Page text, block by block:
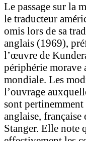
Le passage sur la
le traducteur
omis lors de sa
anglais (1969),
l’œuvre de
périphérie
mondiale. Les
l’ouvrage
sont pertinemment
anglaise,
Stanger. Elle note